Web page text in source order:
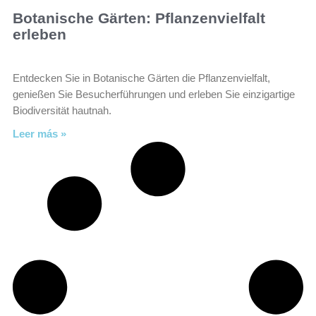
Botanische Gärten: Pflanzenvielfalt
erleben
Entdecken Sie in Botanische Gärten die Pflanzenvielfalt,
genießen Sie Besucherführungen und erleben Sie einzigartige
Biodiversität hautnah.
Leer más »